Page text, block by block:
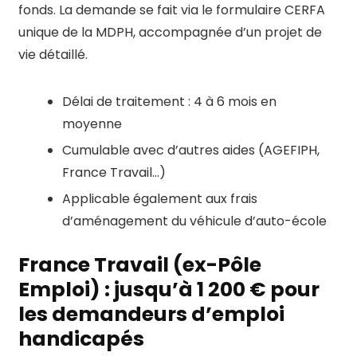
fonds. La demande se fait via le formulaire CERFA
unique de la MDPH, accompagnée d’un projet de
vie détaillé.
Délai de traitement : 4 à 6 mois en
moyenne
Cumulable avec d’autres aides (AGEFIPH,
France Travail…)
Applicable également aux frais
d’aménagement du véhicule d’auto-école
France Travail (ex-Pôle
Emploi) : jusqu’à 1 200 € pour
les demandeurs d’emploi
handicapés